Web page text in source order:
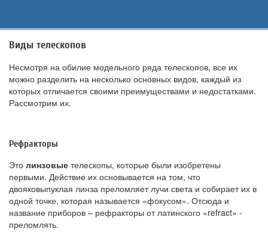
Виды телескопов
Несмотря на обилие модельного ряда телескопов, все их
можно разделить на несколько основных видов, каждый из
которых отличается своими преимуществами и недостатками.
Рассмотрим их.
Рефракторы
Это линзовые телескопы, которые были изобретены
первыми. Действие их основывается на том, что
двояковыпуклая линза преломляет лучи света и собирает их в
одной точке, которая называется «фокусом». Отсюда и
название приборов – рефракторы от латинского «refract» -
преломлять.